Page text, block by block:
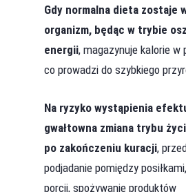
Gdy normalna dieta zostaje
organizm, będąc w trybie
energii, magazynuje kalorie w
co prowadzi do szybkiego
Na ryzyko wystąpienia
gwałtowna zmiana trybu
po zakończeniu kuracji,
podjadanie pomiędzy
porcji, spożywanie produktów